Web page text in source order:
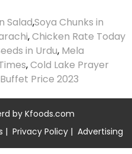
Salad,Soya Chunks in
,Chicken Rate Today
in Urdu, Mela
,Cold Lake Prayer
Price 2023
by Kfoods.com
| Privacy Policy | Advertising